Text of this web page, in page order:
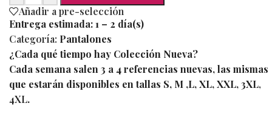
Añadir a pre-selección
Entrega estimada:1 – 2 día(s)
Categoría: Pantalones
¿Cada qué tiempo hay Colección Nueva?
Cada semana salen 3 a 4 referencias nuevas, las mismas
que estarán disponibles en tallas S, M ,L, XL, XXL, 3XL,
4XL.